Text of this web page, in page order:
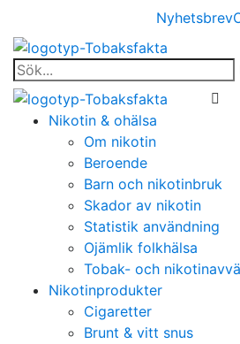
Nyhetsbrev
Nikotin & ohälsa
Om nikotin
Beroende
Barn och nikotinbruk
Skador av nikotin
Statistik användning
Ojämlik folkhälsa
Tobak- och
Nikotinprodukter
Cigaretter
Brunt & vitt snus